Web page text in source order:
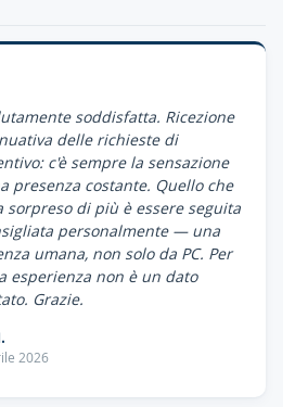
soddisfatta. Ricezione
delle richieste di
c'è sempre la sensazione
presenza costante. Quello che
sorpreso di più è essere seguita
personalmente — una
umana, non solo da PC. Per
esperienza non è un dato
Grazie.
2026